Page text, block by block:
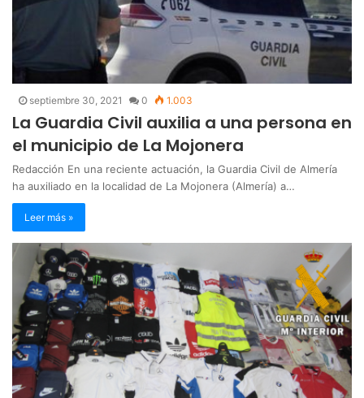
septiembre 30, 2021 0 1.003
La Guardia Civil auxilia a una persona en
el municipio de La Mojonera
Redacción En una reciente actuación, la Guardia Civil de Almería
ha auxiliado en la localidad de La Mojonera (Almería) a…
Leer más »